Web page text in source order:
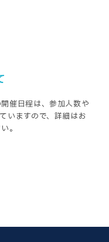
催日程は、参加人数や
いますので、詳細はお
。